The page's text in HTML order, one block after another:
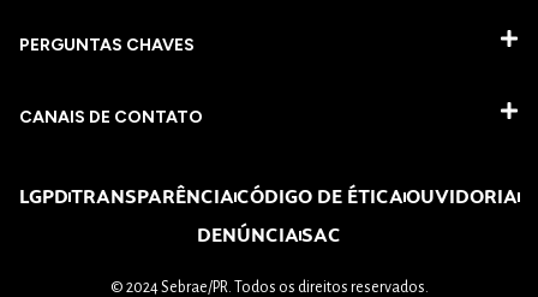
PERGUNTAS CHAVES​
CANAIS DE CONTATO
LGPDTRANSPARÊNCIACÓDIGO DE ÉTICAOUVIDORIA
DENÚNCIASAC
© 2024 Sebrae/PR. Todos os direitos reservados.